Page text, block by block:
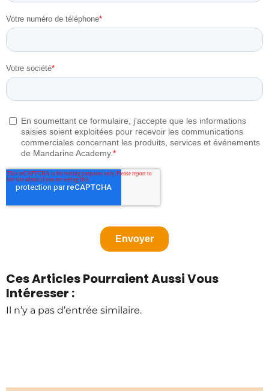
Ces Articles Pourraient Aussi Vous
Intéresser :
Il n’y a pas d’entrée similaire.